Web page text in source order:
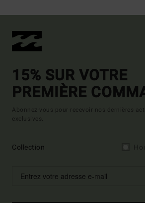
15% SUR VOTRE
PREMIÈRE
Abonnez-vous pour recevoir nos dernières
exclusives.
Collection